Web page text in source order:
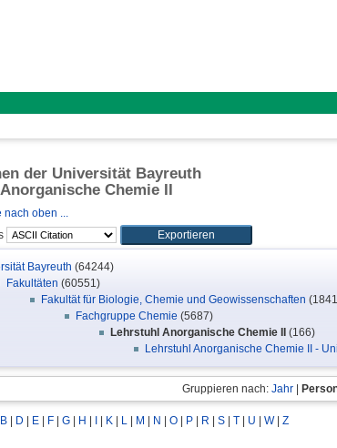
der Universität Bayreuth
Chemie II
nach oben ...
Bayreuth (64244)
Fakultäten (60551)
Fakultät für Biologie, Chemie und Geowissenschaften
Fachgruppe Chemie (5687)
Lehrstuhl Anorganische Chemie II
(166)
Lehrstuhl Anorganische Chemie II -
Gruppieren nach: Jahr
B D E F G H K L M N O P R S T U W| Z